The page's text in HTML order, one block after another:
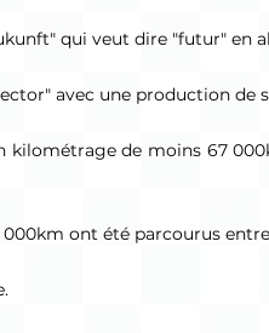
qui veut dire "futur" en
avec une production de
kilométrage de moins 67
000km ont été parcourus